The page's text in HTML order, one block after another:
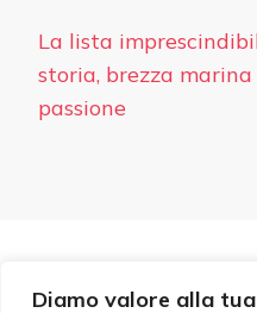
Diamo valore alla
La lista
storia, brezza
passione